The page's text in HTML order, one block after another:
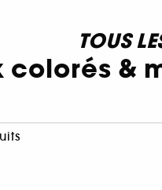
TOUS
&